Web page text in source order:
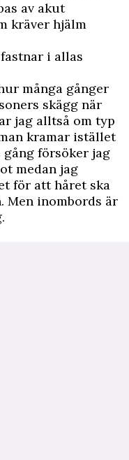
av akut
kräver hjälm
i allas
många gånger
skägg när
jag alltså om typ
kramar istället
gång försöker jag
medan jag
för att håret ska
Men inombords är